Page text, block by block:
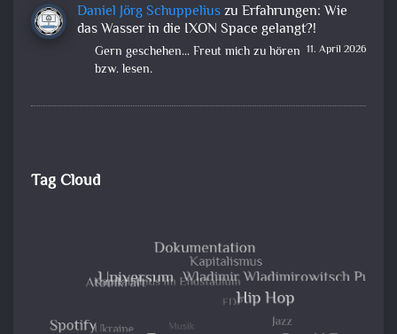
Daniel Jörg Schuppeliuszu Erfahrungen: Wie
das Wasser in die IXON Space gelangt?!
11. April 2026
Gern geschehen... Freut mich zu hören
bzw. lesen.
Tag Cloud